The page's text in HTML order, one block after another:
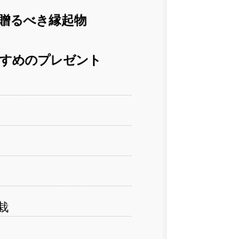
るべき縁起物
めのプレゼント